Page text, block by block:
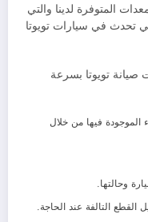
المتوفرة لدينا والتي
تحدث في سيارات تويوتا
تويوتا بسرعة
الموجودة فيها من خلال
وحالتها.
القطع التالفة عند الحاجة.